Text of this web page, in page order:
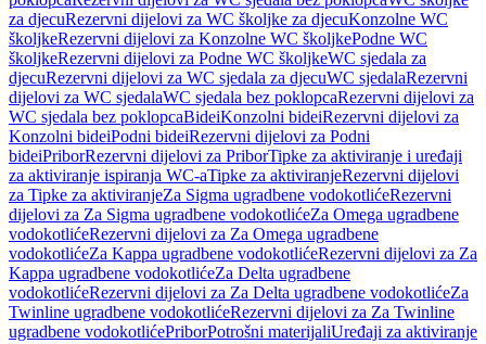
za djecuRezervni dijelovi za WC školjke za djecuKonzolne WC
školjkeRezervni dijelovi za Konzolne WC školjkePodne WC
školjkeRezervni dijelovi za Podne WC školjkeWC sjedala za
djecuRezervni dijelovi za WC sjedala za djecuWC sjedalaRezervni
dijelovi za WC sjedalaWC sjedala bez poklopcaRezervni dijelovi za
WC sjedala bez poklopcaBideiKonzolni bideiRezervni dijelovi za
Konzolni bideiPodni bideiRezervni dijelovi za Podni
bideiPriborRezervni dijelovi za PriborTipke za aktiviranje i uređaji
za aktiviranje ispiranja WC-aTipke za aktiviranjeRezervni dijelovi
za Tipke za aktiviranjeZa Sigma ugradbene vodokotlićeRezervni
dijelovi za Za Sigma ugradbene vodokotlićeZa Omega ugradbene
vodokotlićeRezervni dijelovi za Za Omega ugradbene
vodokotlićeZa Kappa ugradbene vodokotlićeRezervni dijelovi za Za
Kappa ugradbene vodokotlićeZa Delta ugradbene
vodokotlićeRezervni dijelovi za Za Delta ugradbene vodokotlićeZa
Twinline ugradbene vodokotlićeRezervni dijelovi za Za Twinline
ugradbene vodokotlićePriborPotrošni materijaliUređaji za aktiviranje